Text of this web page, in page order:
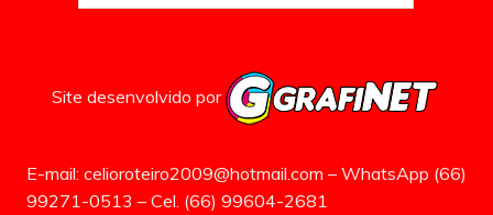
Site desenvolvido por
E-mail: celioroteiro2009@hotmail.com – WhatsApp (66)
99271-0513 – Cel. (66) 99604-2681